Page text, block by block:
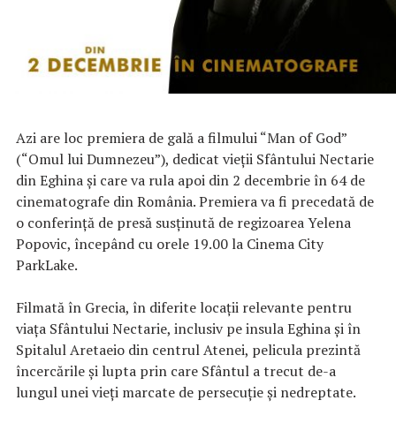
Azi are loc premiera de gală a filmului “Man of God”
(“Omul lui Dumnezeu”), dedicat vieții Sfântului Nectarie
din Eghina și care va rula apoi din 2 decembrie în 64 de
cinematografe din România. Premiera va fi precedată de
o conferință de presă susținută de regizoarea Yelena
Popovic, începând cu orele 19.00 la Cinema City
ParkLake.
Filmată în Grecia, în diferite locații relevante pentru
viața Sfântului Nectarie, inclusiv pe insula Eghina și în
Spitalul Aretaeio din centrul Atenei, pelicula prezintă
încercările și lupta prin care Sfântul a trecut de-a
lungul unei vieți marcate de persecuție și nedreptate.